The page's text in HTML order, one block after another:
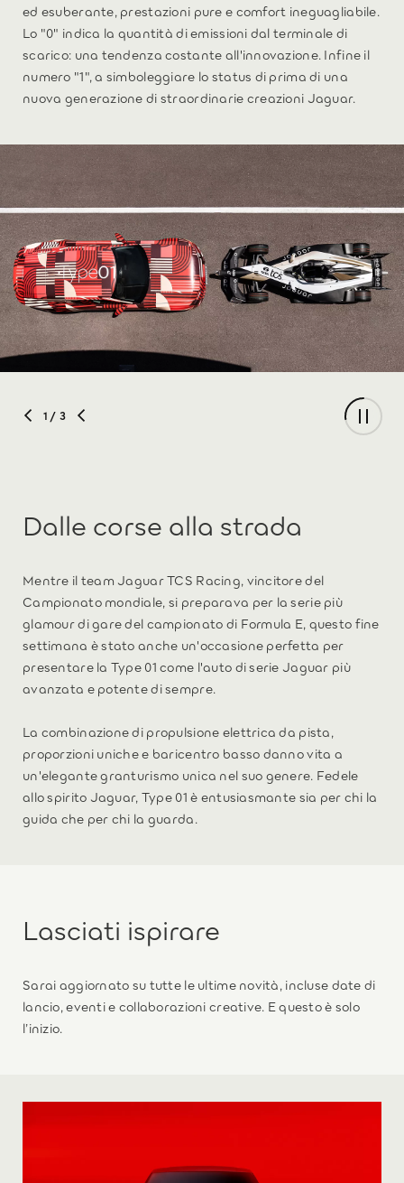
ed esuberante, prestazioni pure e comfort ineguagliabile.
Lo "0" indica la quantità di emissioni dal terminale di
scarico: una tendenza costante all'innovazione. Infine il
numero "1", a simboleggiare lo status di prima di una
nuova generazione di straordinarie creazioni Jaguar.
1 / 3
Dalle corse alla strada
Mentre il team Jaguar TCS Racing, vincitore del
Campionato mondiale, si preparava per la serie più
glamour di gare del campionato di Formula E, questo fine
settimana è stato anche un'occasione perfetta per
presentare la Type 01 come l'auto di serie Jaguar più
avanzata e potente di sempre.
La combinazione di propulsione elettrica da pista,
proporzioni uniche e baricentro basso danno vita a
un'elegante granturismo unica nel suo genere. Fedele
allo spirito Jaguar, Type 01 è entusiasmante sia per chi la
guida che per chi la guarda.
Lasciati ispirare
Sarai aggiornato su tutte le ultime novità, incluse date di
lancio, eventi e collaborazioni creative. E questo è solo
l’inizio.